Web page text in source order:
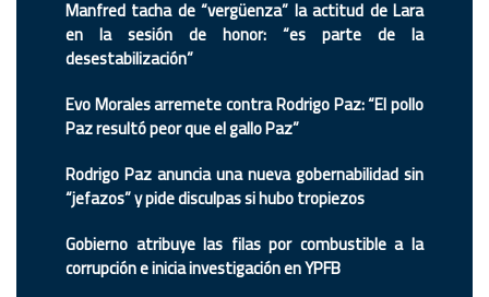
Manfred tacha de “vergüenza” la actitud de Lara
en la sesión de honor: “es parte de la
desestabilización”
Evo Morales arremete contra Rodrigo Paz: “El pollo
Paz resultó peor que el gallo Paz”
Rodrigo Paz anuncia una nueva gobernabilidad sin
“jefazos” y pide disculpas si hubo tropiezos
Gobierno atribuye las filas por combustible a la
corrupción e inicia investigación en YPFB